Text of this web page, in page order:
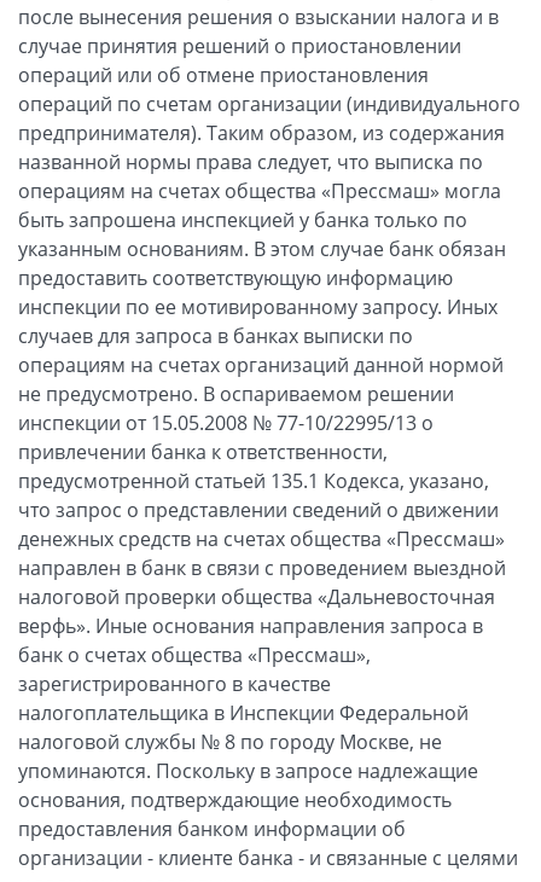
после вынесения решения о взыскании налога и в
случае принятия решений о приостановлении
операций или об отмене приостановления
операций по счетам организации (индивидуального
предпринимателя). Таким образом, из содержания
названной нормы права следует, что выписка по
операциям на счетах общества «Прессмаш» могла
быть запрошена инспекцией у банка только по
указанным основаниям. В этом случае банк обязан
предоставить соответствующую информацию
инспекции по ее мотивированному запросу. Иных
случаев для запроса в банках выписки по
операциям на счетах организаций данной нормой
не предусмотрено. В оспариваемом решении
инспекции от 15.05.2008 № 77-10/22995/13 о
привлечении банка к ответственности,
предусмотренной статьей 135.1 Кодекса, указано,
что запрос о представлении сведений о движении
денежных средств на счетах общества «Прессмаш»
направлен в банк в связи с проведением выездной
налоговой проверки общества «Дальневосточная
верфь». Иные основания направления запроса в
банк о счетах общества «Прессмаш»,
зарегистрированного в качестве
налогоплательщика в Инспекции Федеральной
налоговой службы № 8 по городу Москве, не
упоминаются. Поскольку в запросе надлежащие
основания, подтверждающие необходимость
предоставления банком информации об
организации - клиенте банка - и связанные с целями